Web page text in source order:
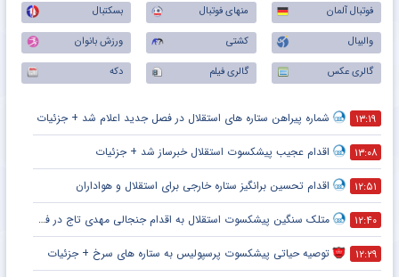
فوتبال آلمان
منهای فوتبال
بسکتبال
والیبال
کشتی
ورزش بانوان
گالری عکس
گالری فیلم دکه
۱۳:۱۹ شماره پیراهن ستاره های استقلال در فصل جدید اعلام شد + جزئیات
۱۳:۰۸ اقدام عجیب پیشکسوت استقلال خبرساز شد + جزئیات
۱۲:۵۱ اقدام تحسین برانگیز ستاره خارجی برای استقلال و هواداران
۱۲:۴۰ متلک سنگین پیشکسوت استقلال به اقدام جنجالی مهدی تاج در فدراسیون فوتبال
۱۲:۲۹ توصیه حیاتی پیشکسوت پرسپولیس به ستاره های سرخ + جزئیات